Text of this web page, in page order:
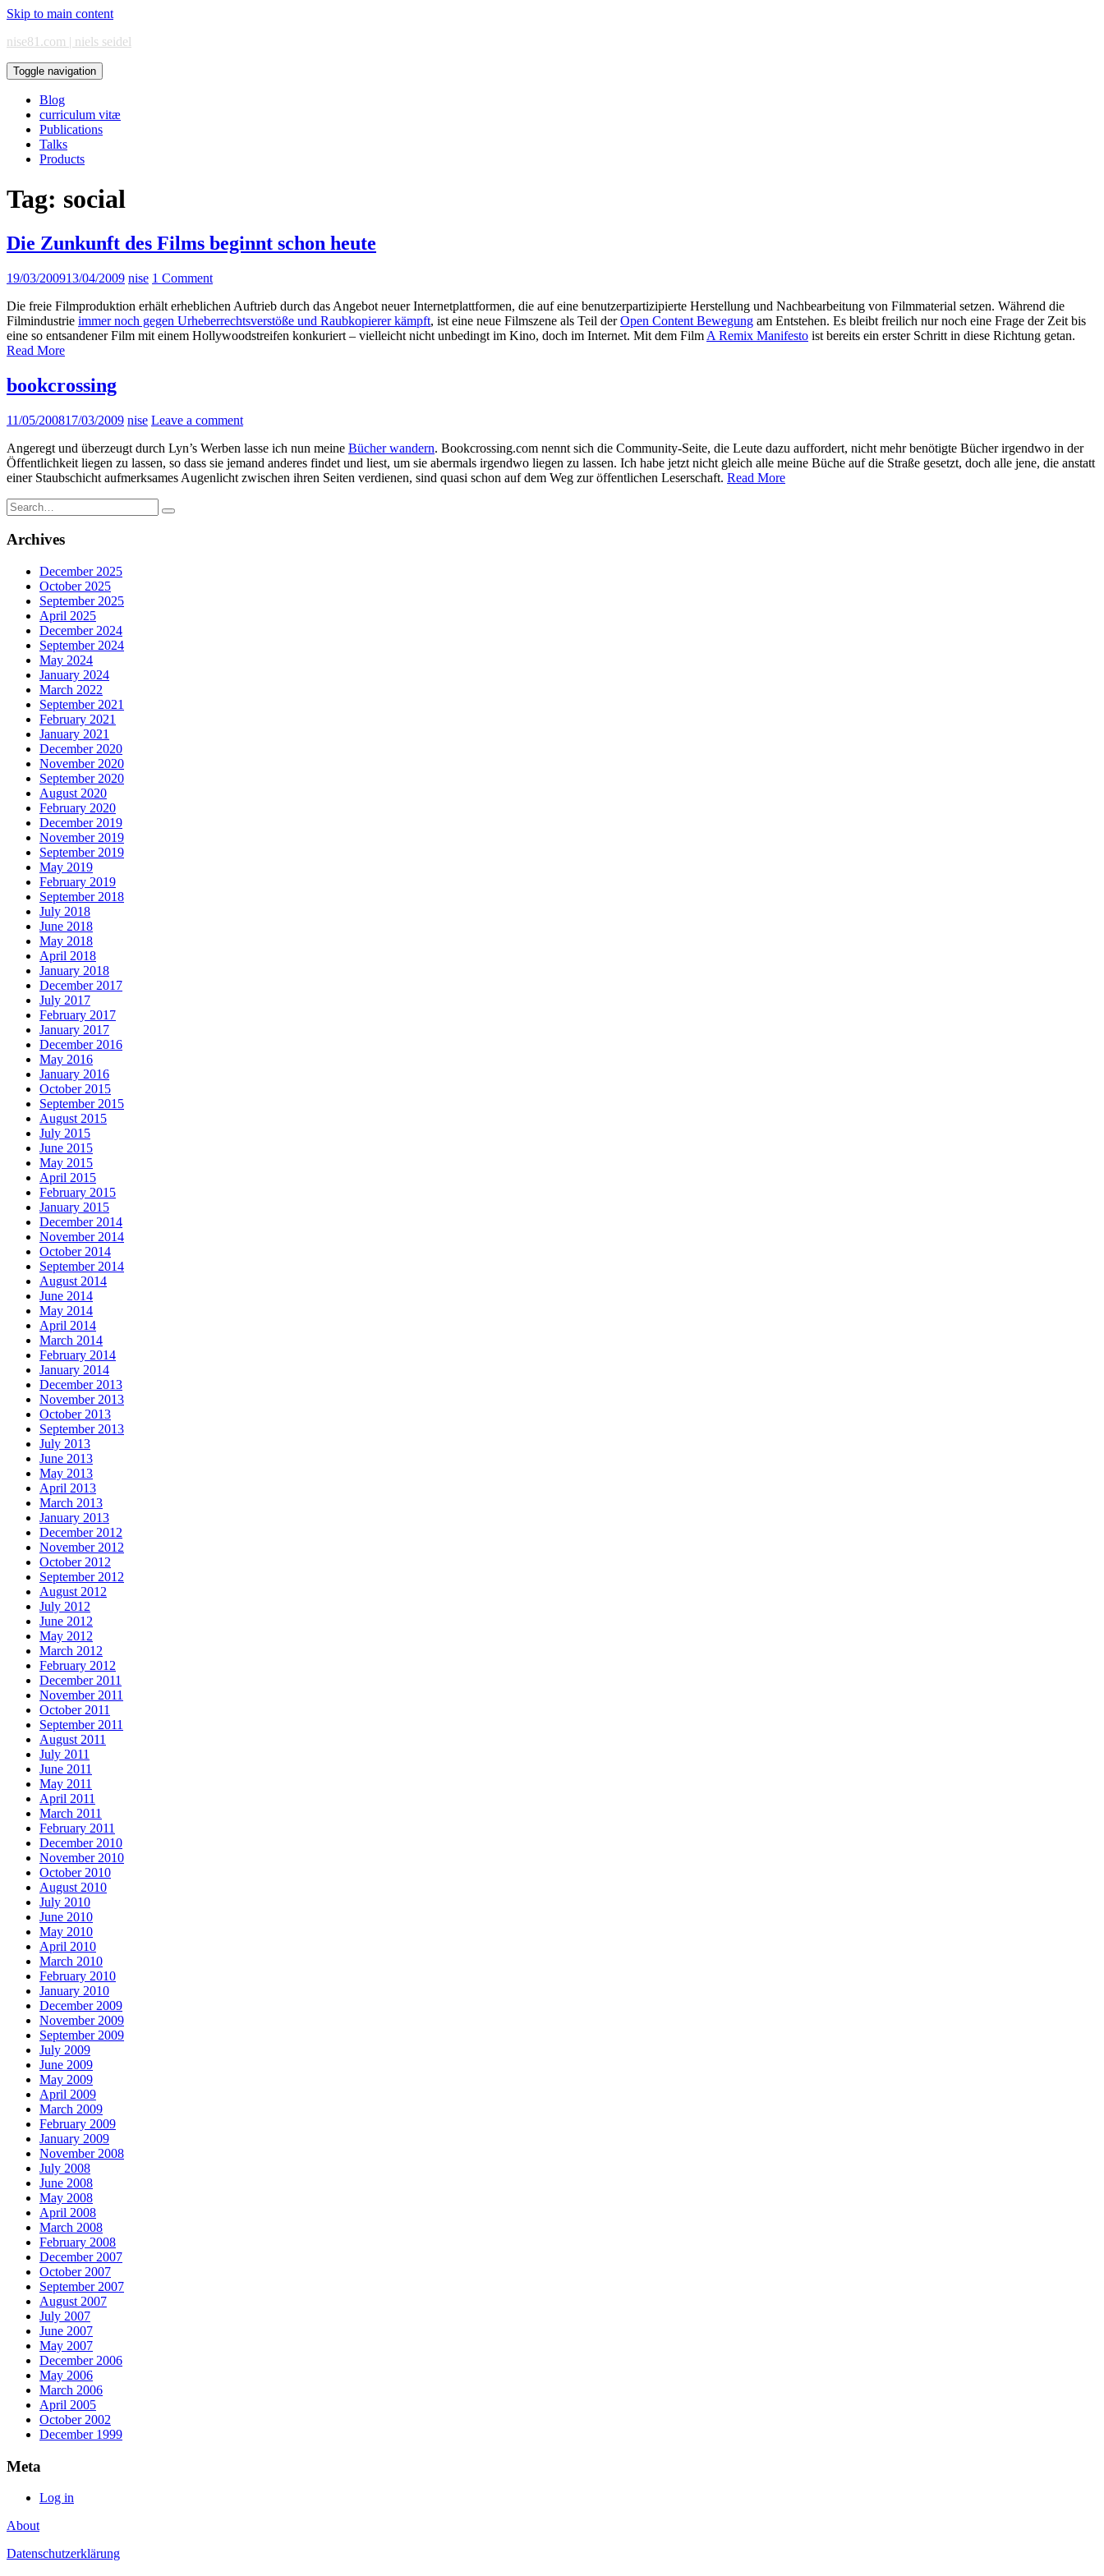
Skip to main content
nise81.com | niels seidel
Toggle navigation
Blog
curriculum vitæ
Publications
Talks
Products
Tag: social
Die Zunkunft des Films beginnt schon heute
19/03/200913/04/2009 nise 1 Comment
Die freie Filmproduktion erhält erheblichen Auftrieb durch das Angebot neuer Internetplattformen, die auf eine benutzerpartizipierte Herstellung und Nachbearbeitung von Filmmaterial setzen. Während die
Filmindustrie immer noch gegen Urheberrechtsverstöße und Raubkopierer kämpft, ist eine neue Filmszene als Teil derOpen Content Bewegung am Entstehen. Es bleibt freilich nur noch eine Frage der Zeit bis
eine so entsandener Film mit einem Hollywoodstreifen konkuriert – vielleicht nicht unbedingt im Kino, doch im Internet. Mit dem Film A Remix Manifesto ist bereits ein erster Schritt in diese Richtung getan.
Read More
bookcrossing
11/05/200817/03/2009 nise Leave a comment
Angeregt und überzeugt durch Lyn’s Werben lasse ich nun meine Bücher wandern. Bookcrossing.com nennt sich die Community-Seite, die Leute dazu auffordert, nicht mehr benötigte Bücher irgendwo in der
Öffentlichkeit liegen zu lassen, so dass sie jemand anderes findet und liest, um sie abermals irgendwo liegen zu lassen. Ich habe jetzt nicht gleich alle meine Büche auf die Straße gesetzt, doch alle jene, die anstatt
einer Staubschicht aufmerksames Augenlicht zwischen ihren Seiten verdienen, sind quasi schon auf dem Weg zur öffentlichen Leserschaft. Read More
Search
for:
Archives
December 2025
October 2025
September 2025
April 2025
December 2024
September 2024
May 2024
January 2024
March 2022
September 2021
February 2021
January 2021
December 2020
November 2020
September 2020
August 2020
February 2020
December 2019
November 2019
September 2019
May 2019
February 2019
September 2018
July 2018
June 2018
May 2018
April 2018
January 2018
December 2017
July 2017
February 2017
January 2017
December 2016
May 2016
January 2016
October 2015
September 2015
August 2015
July 2015
June 2015
May 2015
April 2015
February 2015
January 2015
December 2014
November 2014
October 2014
September 2014
August 2014
June 2014
May 2014
April 2014
March 2014
February 2014
January 2014
December 2013
November 2013
October 2013
September 2013
July 2013
June 2013
May 2013
April 2013
March 2013
January 2013
December 2012
November 2012
October 2012
September 2012
August 2012
July 2012
June 2012
May 2012
March 2012
February 2012
December 2011
November 2011
October 2011
September 2011
August 2011
July 2011
June 2011
May 2011
April 2011
March 2011
February 2011
December 2010
November 2010
October 2010
August 2010
July 2010
June 2010
May 2010
April 2010
March 2010
February 2010
January 2010
December 2009
November 2009
September 2009
July 2009
June 2009
May 2009
April 2009
March 2009
February 2009
January 2009
November 2008
July 2008
June 2008
May 2008
April 2008
March 2008
February 2008
December 2007
October 2007
September 2007
August 2007
July 2007
June 2007
May 2007
December 2006
May 2006
March 2006
April 2005
October 2002
December 1999
Meta
Log in
About
Datenschutzerklärung